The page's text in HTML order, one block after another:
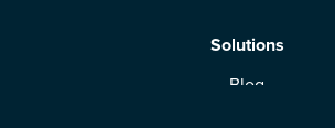
Solutions
Blog